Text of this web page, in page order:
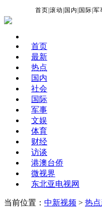
首页 |滚动 国内 国际 |军
首页
最新
热点
国内
社会
国际
军事
文娱
体育
财经
访谈
港澳台侨
微视界
东北亚电视网
当前位置： 中新视频 > 热